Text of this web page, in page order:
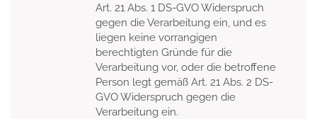
Art. 21 Abs. 1 DS-GVO Widerspruch
gegen die Verarbeitung ein, und es
liegen keine vorrangigen
berechtigten Gründe für die
Verarbeitung vor, oder die betroffene
Person legt gemäß Art. 21 Abs. 2 DS-
GVO Widerspruch gegen die
Verarbeitung ein.